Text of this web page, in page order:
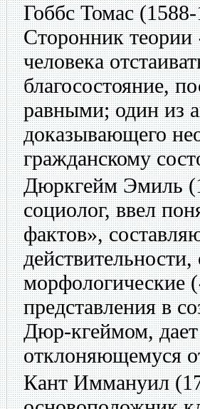
Гоббс Томас(1588-
Сторонник теории
человека
благосостояние,
равными; один из
доказывающего
гражданскому
Дюркгейм Эмиль
социолог, ввел
фактов»,
морфологические
представления в
Дюр-кгеймом,
отклоняющемуся
Кант Иммануил